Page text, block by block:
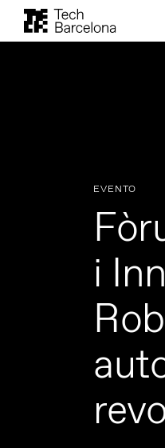
EVENTO
i